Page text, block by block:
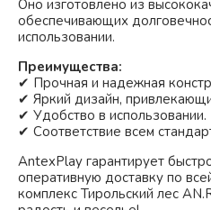
Оно изготовлено из
обеспечивающих
использовании.
Преимущества:
✔ Прочная и надежная
✔ Яркий дизайн,
✔ Удобство в использовании.
✔ Соответствие всем
AntexPlay гарантирует
оперативную доставку по
комплекс Тирольский лес